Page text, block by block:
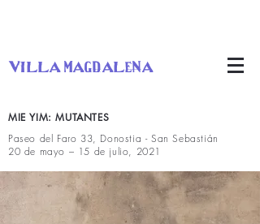
villa magdalena
MIE YIM: MUTANTES
Paseo del Faro 33, Donostia - San Sebastián
20 de mayo – 15 de julio, 2021